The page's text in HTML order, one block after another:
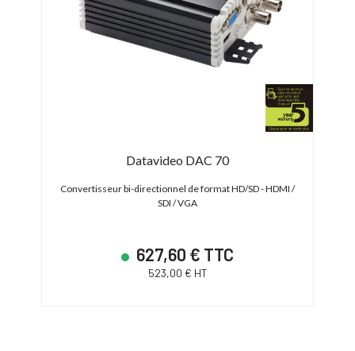
Datavideo DAC 70
Convertisseur bi-directionnel de format HD/SD - HDMI /
SDI / VGA
627,60 € TTC
523,00 € HT